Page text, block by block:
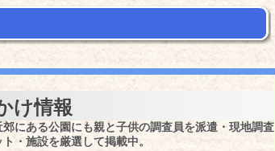
け情報
にある公園にも親と子供の調査員を派遣・現地調査
・施設を厳選して掲載中。